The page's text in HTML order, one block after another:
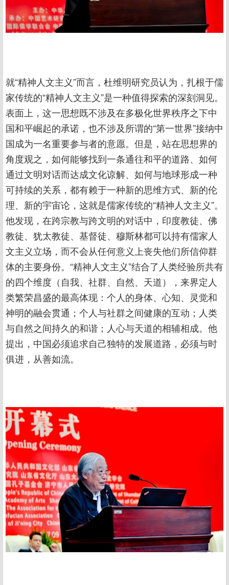
就“精神人文主义”而言，杜维明研究员认为，扎根于儒
家传统的“精神人文主义”是一种值得探索的深刻洞见。
表面上，这一思想既不涉及在多极化世界秩序之下中
国和平崛起的承诺，也不涉及所谓的“第一世界”接纳中
国成为一名重要参与者的意愿。但是，站在思想界的
角度观之，如何能够找到一条通往和平的道路、如何
通过文明对话而达成文化谅解、如何与地球形成一种
可持续的关系，都有赖于一种新的思维方式、新的伦
理、新的宇宙论，这就是儒家传统的“精神人文主义”。
他发现，在跨宗教与跨文明的对话中，印度教徒、佛
教徒、犹太教徒、基督徒、穆斯林都可以持有儒家人
文主义立场，而不会从任何意义上丧失他们所信仰群
体的主要身份。“精神人文主义”结合了人类经验所共有
的四个维度（自我、社群、自然、天道），来界定人
类繁荣昌盛的最高体现：个人的身体、心知、灵觉和
神明的融会贯通；个人与社群之间健康的互动；人类
与自然之间持久的和谐；人心与天道的相辅相成。他
提出，中国必须追求自己独特的发展道路，必须与时
俱进，从善如流。